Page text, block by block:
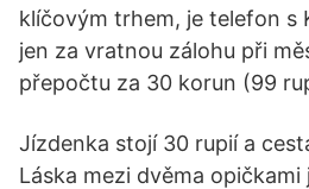
klíčovým trhem, je telefon s
jen za vratnou zálohu při
přepočtu za 30 korun (99
Jízdenka stojí 30 rupií a
Láska mezi dvěma